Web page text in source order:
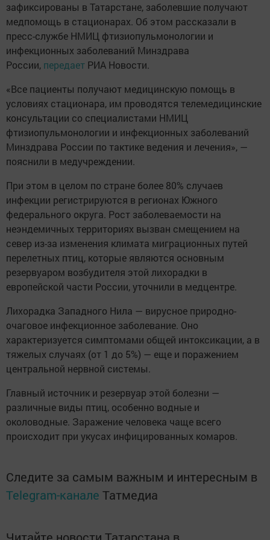
зафиксированы в Татарстане, заболевшие получают
медпомощь в стационарах. Об этом рассказали в
пресс-службе НМИЦ фтизиопульмонологии и
инфекционных заболеваний Минздрава
России, передает РИА Новости.
«Все пациенты получают медицинскую помощь в
условиях стационара, им проводятся телемедицинские
консультации со специалистами НМИЦ
фтизиопульмонологии и инфекционных заболеваний
Минздрава России по тактике ведения и лечения», —
пояснили в медучреждении.
При этом в целом по стране более 80% случаев
инфекции регистрируются в регионах Южного
федерального округа. Рост заболеваемости на
неэндемичных территориях вызван смещением на
север из-за изменения климата миграционных путей
перелетных птиц, которые являются основным
резервуаром возбудителя этой лихорадки в
европейской части России, уточнили в медцентре.
Лихорадка Западного Нила — вирусное природно-
очаговое инфекционное заболевание. Оно
характеризуется симптомами общей интоксикации, а в
тяжелых случаях (от 1 до 5%) — еще и поражением
центральной нервной системы.
Главный источник и резервуар этой болезни —
различные виды птиц, особенно водные и
околоводные. Заражение человека чаще всего
происходит при укусах инфицированных комаров.
Следите за самым важным и интересным в
Telegram-канале Татмедиа